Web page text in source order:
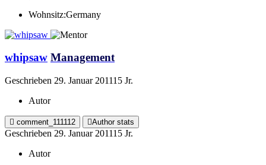
Wohnsitz:Germany
whipsaw Management
Geschrieben 29. Januar 201115 Jr.
Autor
comment_111112 Author stats
Geschrieben 29. Januar 201115 Jr.
Autor